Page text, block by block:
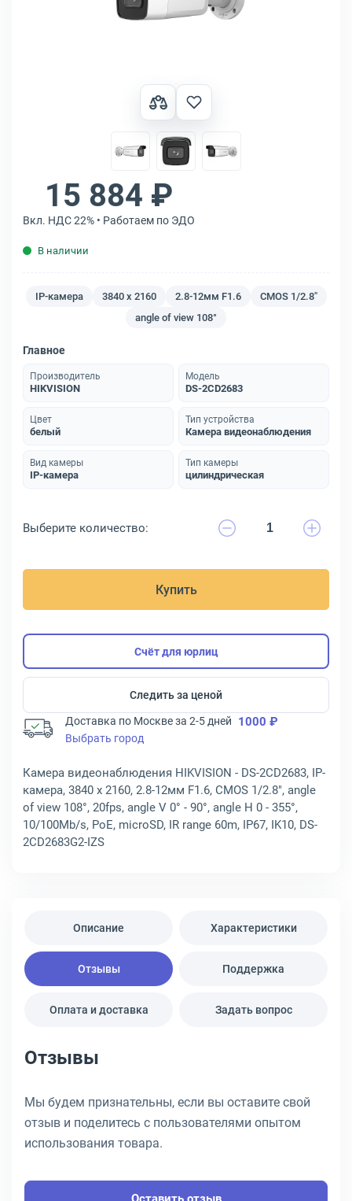
15 884 ₽
Вкл. НДС 22% • Работаем по ЭДО
В наличии
IP-камера 3840 x 2160 2.8-12мм F1.6
CMOS 1/2.8"
angle of view 108°
Главное
Производитель
HIKVISION
Модель
DS-2CD2683
Цвет
белый
Тип устройства
Камера видеонаблюдения
Вид камеры
IP-камера
Тип камеры
цилиндрическая
Выберите количество:
Купить
Счёт для юрлиц
Следить за ценой
Доставка по Москве за 2-5 дней 1000 ₽
Выбрать город
Камера видеонаблюдения HIKVISION - DS-2CD2683, IP-
камера, 3840 x 2160, 2.8-12мм F1.6, CMOS 1/2.8", angle
of view 108°, 20fps, angle V 0° - 90°, angle H 0 - 355°,
10/100Mb/s, PoE, microSD, IR range 60m, IP67, IK10, DS-
2CD2683G2-IZS
Описание Характеристики
Отзывы Поддержка
Оплата и доставка Задать вопрос
Отзывы
Мы будем признательны, если вы оставите свой
отзыв и поделитесь с пользователями опытом
использования товара.